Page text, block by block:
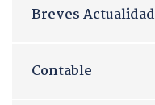
Breves Actualidad
Contable